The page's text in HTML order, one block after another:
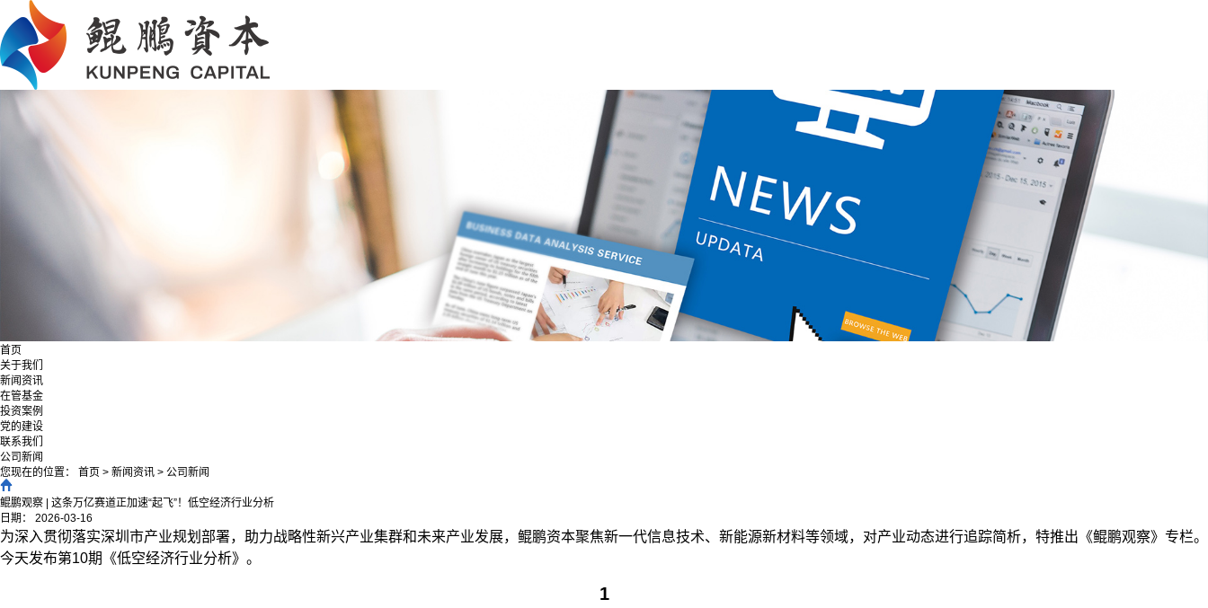
首页
关于我们
新闻资讯
在管基金
投资案例
党的建设
联系我们
公司新闻
您现在的位置：
首页 > 新闻资讯 > 公司新闻
鲲鹏观察 | 这条万亿赛道正加速“起飞”！低空经济行业分析
日期：
2026-03-16
为深入贯彻落实深圳市产业规划部署，助力战略性新兴产业集群和未来产业发展，鲲鹏资本聚焦新一代信息技术、新能源新材料等领域，对产业动态进行追踪简析，特推出《鲲鹏观察》专栏。
今天发布第10期《低空经济行业分析》。
1